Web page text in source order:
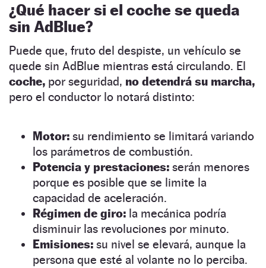
¿Qué hacer si el coche se queda
sin AdBlue?
Puede que, fruto del despiste, un vehículo se
quede sin AdBlue mientras está circulando. El
coche, por seguridad, no detendrá su marcha,
pero el conductor lo notará distinto:
Motor: su rendimiento se limitará variando
los parámetros de combustión.
Potencia y prestaciones: serán menores
porque es posible que se limite la
capacidad de aceleración.
Régimen de giro: la mecánica podría
disminuir las revoluciones por minuto.
Emisiones: su nivel se elevará, aunque la
persona que esté al volante no lo perciba.